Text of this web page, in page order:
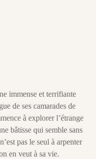
immense et terrifiante
de ses camarades de
à explorer l’étrange
bâtisse qui semble sans
pas le seul à arpenter
en veut à sa vie.